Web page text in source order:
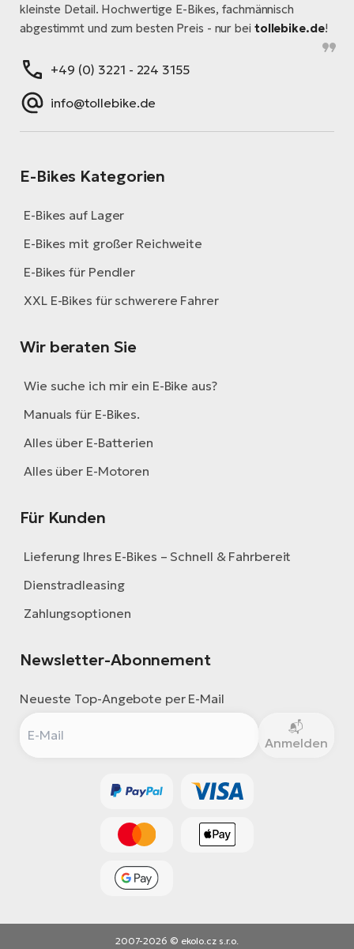
kleinste Detail. Hochwertige E-Bikes, fachmännisch
abgestimmt und zum besten Preis - nur bei tollebike.de!
+49 (0) 3221 - 224 3155
info@tollebike.de
E-Bikes Kategorien
E-Bikes auf Lager
E-Bikes mit großer Reichweite
E-Bikes für Pendler
XXL E-Bikes für schwerere Fahrer
Wir beraten Sie
Wie suche ich mir ein E-Bike aus?
Manuals für E-Bikes.
Alles über E-Batterien
Alles über E-Motoren
Für Kunden
Lieferung Ihres E-Bikes – Schnell & Fahrbereit
Dienstradleasing
Zahlungsoptionen
Newsletter-Abonnement
Neueste Top-Angebote per E-Mail
Anmelden
2007-2026 © ekolo.cz s.r.o.